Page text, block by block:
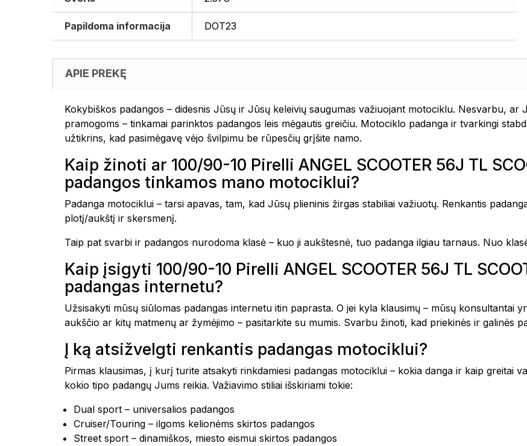
Papildoma informacija DOT23
APIE PREKĘ
Kokybiškos padangos – didesnis Jūsų ir Jūsų keleivių saugumas važiuojant motociklu. Nesvarbu, ar
pramogoms – tinkamai parinktos padangos leis mėgautis greičiu. Motociklo padanga ir tvarkingi
užtikrins, kad pasimėgavę vėjo švilpimu be rūpesčių grįšite namo.
Kaip žinoti ar 100/90-10 Pirelli ANGEL SCOOTER 56J TL
padangos tinkamos mano motociklui?
Padanga motociklui – tarsi apavas, tam, kad Jūsų plieninis žirgas stabiliai važiuotų. Renkantis
plotį/aukštį ir skersmenį.
Taip pat svarbi ir padangos nurodoma klasė – kuo ji aukštesnė, tuo padanga ilgiau tarnaus. Nuo
Kaip įsigyti 100/90-10 Pirelli ANGEL SCOOTER 56J TL
padangas internetu?
Užsisakyti mūsų siūlomas padangas internetu itin paprasta. O jei kyla klausimų – mūsų konsultantai
aukščio ar kitų matmenų ar žymėjimo – pasitarkite su mumis. Svarbu žinoti, kad priekinės ir galinės
Į ką atsižvelgti renkantis padangas motociklui?
Pirmas klausimas, į kurį turite atsakyti rinkdamiesi padangas motociklui – kokia danga ir kaip greitai
kokio tipo padangų Jums reikia. Važiavimo stiliai išskiriami tokie:
Dual sport – universalios padangos
Cruiser/Touring – ilgoms kelionėms skirtos padangos
Street sport – dinamiškos, miesto eismui skirtos padangos